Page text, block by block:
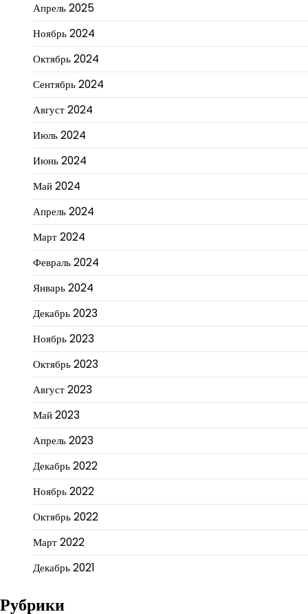
Апрель 2025
Ноябрь 2024
Октябрь 2024
Сентябрь 2024
Август 2024
Июль 2024
Июнь 2024
Май 2024
Апрель 2024
Март 2024
Февраль 2024
Январь 2024
Декабрь 2023
Ноябрь 2023
Октябрь 2023
Август 2023
Май 2023
Апрель 2023
Декабрь 2022
Ноябрь 2022
Октябрь 2022
Март 2022
Декабрь 2021
Рубрики